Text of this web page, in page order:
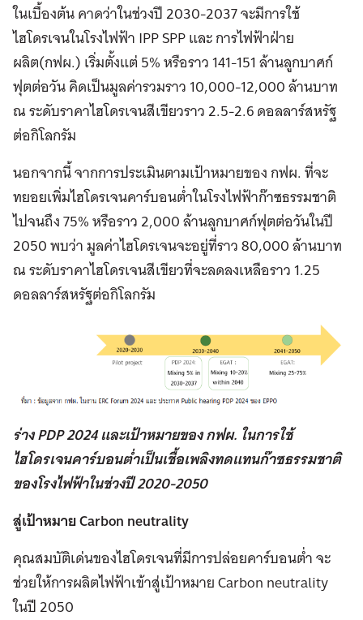
ในเบื้องต้น คาดว่าในช่วงปี 2030-2037 จะมีการใช้
ไฮโดรเจนในโรงไฟฟ้า IPP SPP และ การไฟฟ้าฝ่าย
ผลิต(กฟผ.) เริ่มตั้งแต่ 5% หรือราว 141-151 ล้านลูกบาศก์
ฟุตต่อวัน คิดเป็นมูลค่ารวมราว 10,000-12,000 ล้านบาท
ณ ระดับราคาไฮโดรเจนสีเขียวราว 2.5-2.6 ดอลลาร์สหรัฐ
ต่อกิโลกรัม
นอกจากนี้ จากการประเมินตามเป้าหมายของ กฟผ. ที่จะ
ทยอยเพิ่มไฮโดรเจนคาร์บอนต่ำในโรงไฟฟ้าก๊าซธรรมชาติ
ไปจนถึง 75% หรือราว 2,000 ล้านลูกบาศก์ฟุตต่อวันในปี
2050 พบว่า มูลค่าไฮโดรเจนจะอยู่ที่ราว 80,000 ล้านบาท
ณ ระดับราคาไฮโดรเจนสีเขียวที่จะลดลงเหลือราว 1.25
ดอลลาร์สหรัฐต่อกิโลกรัม
ร่าง PDP 2024 และเป้าหมายของ กฟผ. ในการใช้
ไฮโดรเจนคาร์บอนต่ำเป็นเชื้อเพลิงทดแทนก๊าซธรรมชาติ
ของโรงไฟฟ้าในช่วงปี 2020-2050
สู่เป้าหมาย Carbon neutrality
คุณสมบัติเด่นของไฮโดรเจนที่มีการปล่อยคาร์บอนต่ำ จะ
ช่วยให้การผลิตไฟฟ้าเข้าสู่เป้าหมาย Carbon neutrality
ในปี 2050